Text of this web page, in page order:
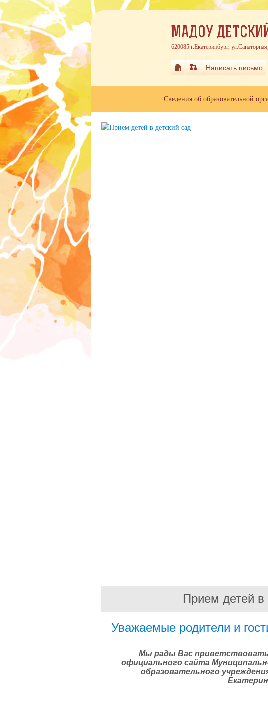
Прием детей в
Уважаемые родители и
Мы рады Вас
официального сайта
образовательного
МАДОУ
620085 г.Екатеринбург,
Написать письмо
Сведения об образовательной